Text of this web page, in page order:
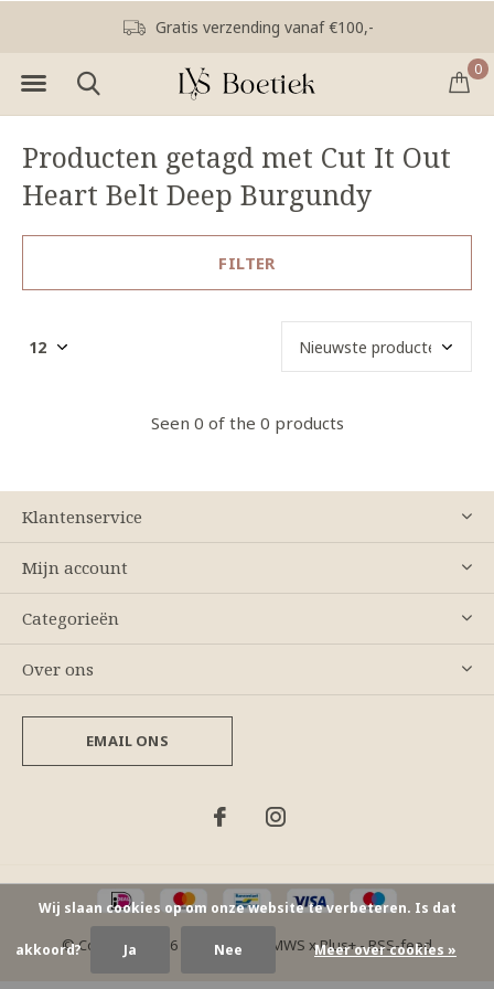
0
Gratis verzending vanaf €100,-
Producten getagd met Cut It Out
Heart Belt Deep Burgundy
FILTER
Seen 0 of the 0 products
Klantenservice
Mijn account
Categorieën
Over ons
EMAIL ONS
© Copyright 2026 - Theme By DMWS xPlus+-RSS-feed
Wij slaan cookies op om onze website te verbeteren. Is dat
akkoord? Ja Nee Meer over cookies »